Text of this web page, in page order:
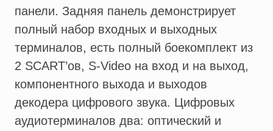
панели. Задняя панель демонстрирует
полный набор входных и выходных
терминалов, есть полный боекомплект из
2 SCART’ов, S-Video на вход и на выход,
компонентного выхода и выходов
декодера цифрового звука. Цифровых
аудиотерминалов два: оптический и